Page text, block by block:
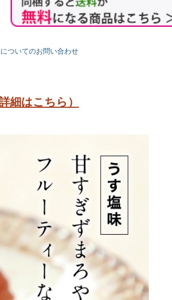
ついてのお問い合わせ
細はこちら）